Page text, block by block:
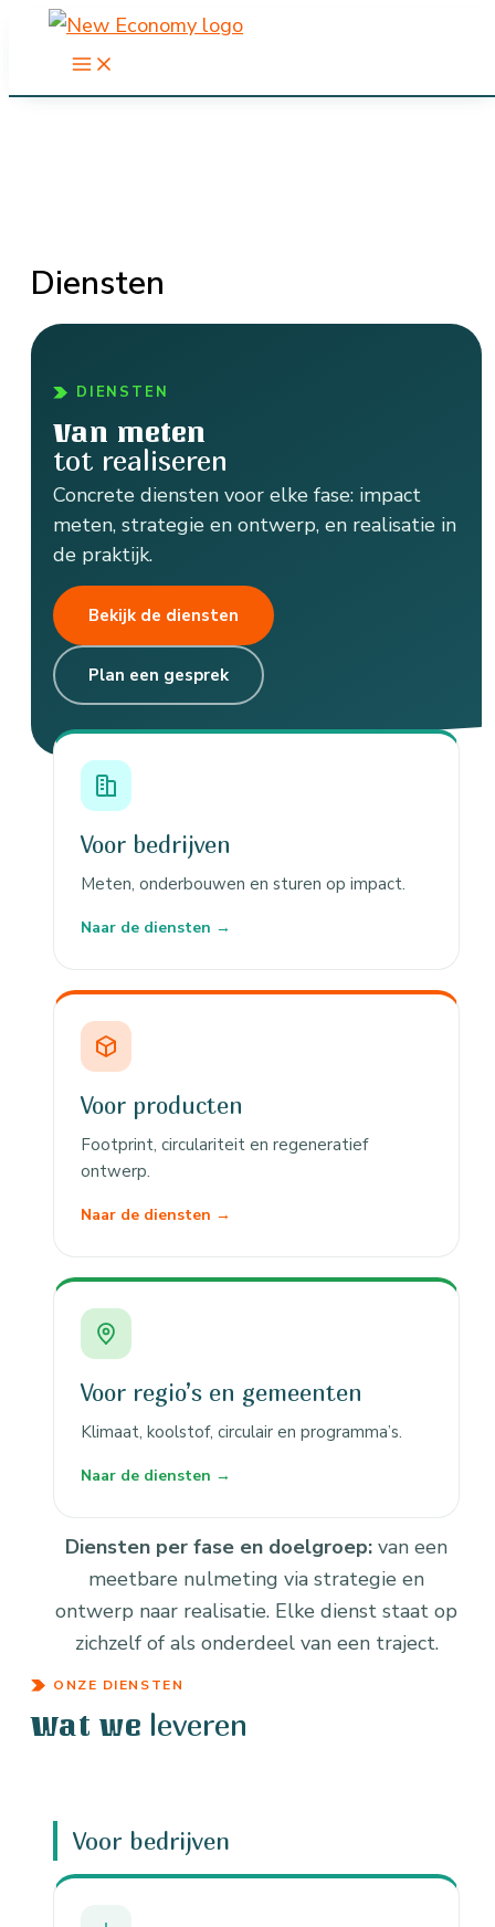
de
Diensten
DIENSTEN
Van meten
tot realiseren
Concrete diensten voor elke fase: impact
meten, strategie en ontwerp, en realisatie in
de praktijk.
Bekijk de diensten
Plan een gesprek
Voor bedrijven
Meten, onderbouwen en sturen op impact.
Naar de diensten →
Voor producten
Footprint, circulariteit en regeneratief
ontwerp.
Naar de diensten →
Voor regio’s en gemeenten
Klimaat, koolstof, circulair en programma’s.
Naar de diensten →
Diensten per fase en doelgroep: van een
meetbare nulmeting via strategie en
ontwerp naar realisatie. Elke dienst staat op
zichzelf of als onderdeel van een traject.
ONZE DIENSTEN
Wat we leveren
Voor bedrijven